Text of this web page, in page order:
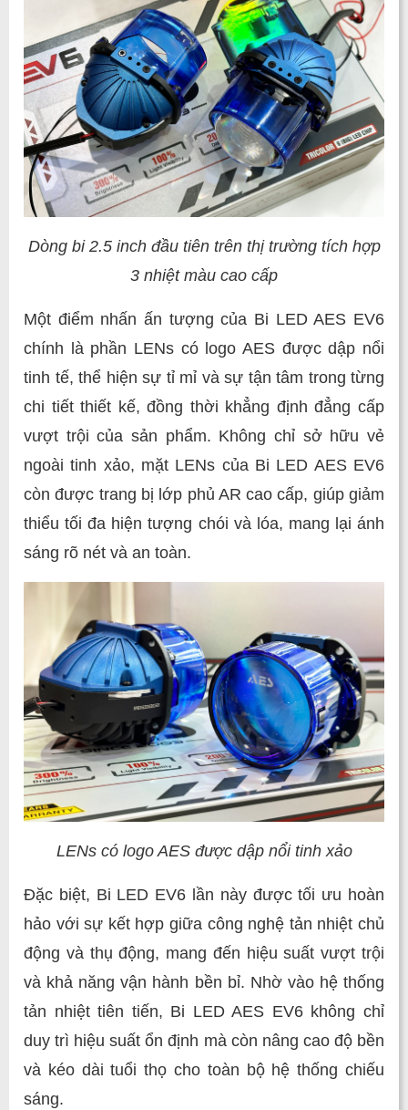
Dòng bi 2.5 inch đầu tiên trên thị trường tích hợp
3 nhiệt màu cao cấp
Một điểm nhấn ấn tượng của Bi LED AES EV6
chính là phần LENs có logo AES được dập nổi
tinh tế, thể hiện sự tỉ mỉ và sự tận tâm trong từng
chi tiết thiết kế, đồng thời khẳng định đẳng cấp
vượt trội của sản phẩm. Không chỉ sở hữu vẻ
ngoài tinh xảo, mặt LENs của Bi LED AES EV6
còn được trang bị lớp phủ AR cao cấp, giúp giảm
thiểu tối đa hiện tượng chói và lóa, mang lại ánh
sáng rõ nét và an toàn.
LENs có logo AES được dập nổi tinh xảo
Đặc biệt, Bi LED EV6 lần này được tối ưu hoàn
hảo với sự kết hợp giữa công nghệ tản nhiệt chủ
động và thụ động, mang đến hiệu suất vượt trội
và khả năng vận hành bền bỉ. Nhờ vào hệ thống
tản nhiệt tiên tiến, Bi LED AES EV6 không chỉ
duy trì hiệu suất ổn định mà còn nâng cao độ bền
và kéo dài tuổi thọ cho toàn bộ hệ thống chiếu
sáng.